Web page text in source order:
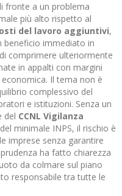
fronte a un problema
più alto rispetto al
del lavoro aggiuntivi,
beneficio immediato in
comprimere ulteriormente
in appalti con margini
Il tema non è
complessivo del
e istituzioni. Senza un
del CCNL Vigilanza
minimale INPS, il rischio è
imprese senza garantire
ha fatto chiarezza
da colmare sul piano
responsabile tra tutte le